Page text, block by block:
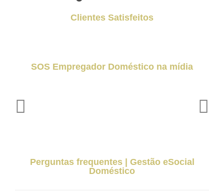
Clientes Satisfeitos
SOS Empregador Doméstico na mídia
Perguntas frequentes | Gestão eSocial
Doméstico